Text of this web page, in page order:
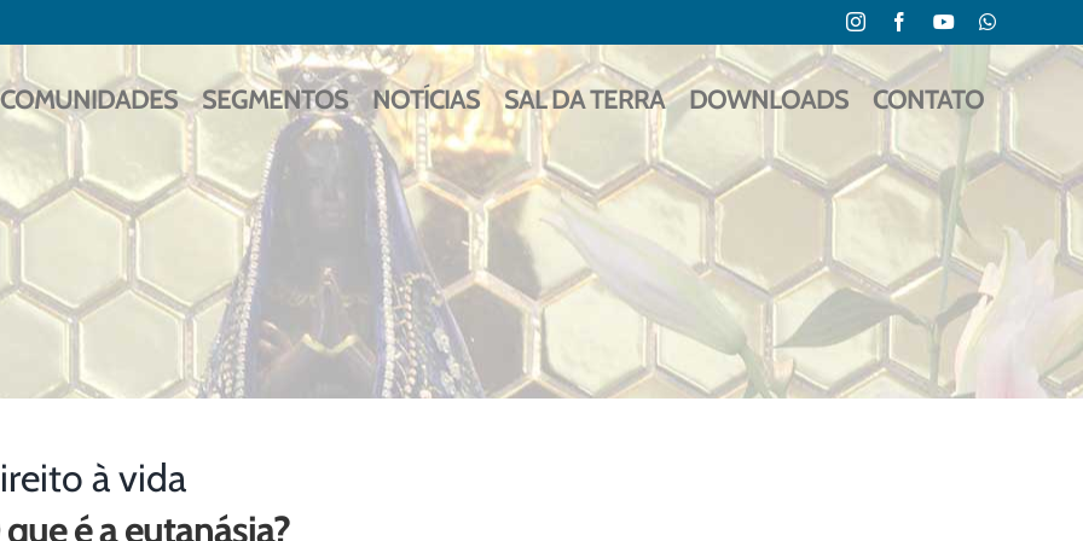
InstagramFacebookYouTubeWhatsApp
COMUNIDADES SEGMENTOS NOTÍCIAS SAL DA TERRA DOWNLOADS CONTATO
à vida
é a eutanásia?